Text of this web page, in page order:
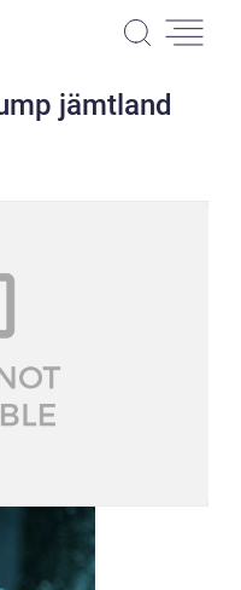
jämtland